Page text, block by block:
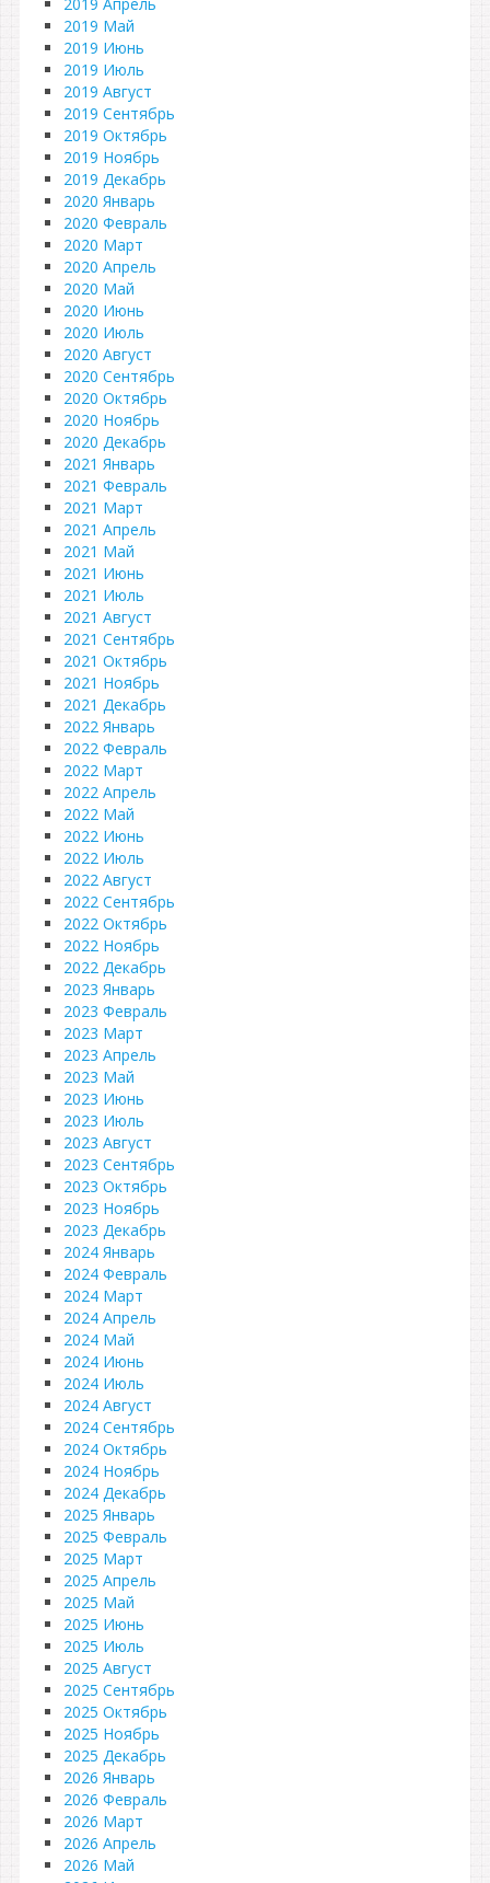
2019 Май
2019 Июнь
2019 Июль
2019 Август
2019 Сентябрь
2019 Октябрь
2019 Ноябрь
2019 Декабрь
2020 Январь
2020 Февраль
2020 Март
2020 Апрель
2020 Май
2020 Июнь
2020 Июль
2020 Август
2020 Сентябрь
2020 Октябрь
2020 Ноябрь
2020 Декабрь
2021 Январь
2021 Февраль
2021 Март
2021 Апрель
2021 Май
2021 Июнь
2021 Июль
2021 Август
2021 Сентябрь
2021 Октябрь
2021 Ноябрь
2021 Декабрь
2022 Январь
2022 Февраль
2022 Март
2022 Апрель
2022 Май
2022 Июнь
2022 Июль
2022 Август
2022 Сентябрь
2022 Октябрь
2022 Ноябрь
2022 Декабрь
2023 Январь
2023 Февраль
2023 Март
2023 Апрель
2023 Май
2023 Июнь
2023 Июль
2023 Август
2023 Сентябрь
2023 Октябрь
2023 Ноябрь
2023 Декабрь
2024 Январь
2024 Февраль
2024 Март
2024 Апрель
2024 Май
2024 Июнь
2024 Июль
2024 Август
2024 Сентябрь
2024 Октябрь
2024 Ноябрь
2024 Декабрь
2025 Январь
2025 Февраль
2025 Март
2025 Апрель
2025 Май
2025 Июнь
2025 Июль
2025 Август
2025 Сентябрь
2025 Октябрь
2025 Ноябрь
2025 Декабрь
2026 Январь
2026 Февраль
2026 Март
2026 Апрель
2026 Май